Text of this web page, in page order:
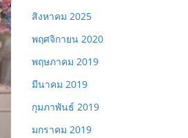
สิงหาคม 2025
พฤศจิกายน 2020
พฤษภาคม 2019
มีนาคม 2019
กุมภาพันธ์ 2019
มกราคม 2019